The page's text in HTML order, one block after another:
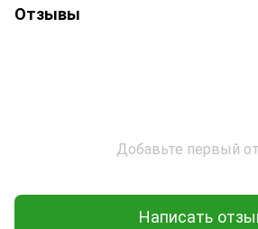
Отзывы
Добавьте первый
Написать